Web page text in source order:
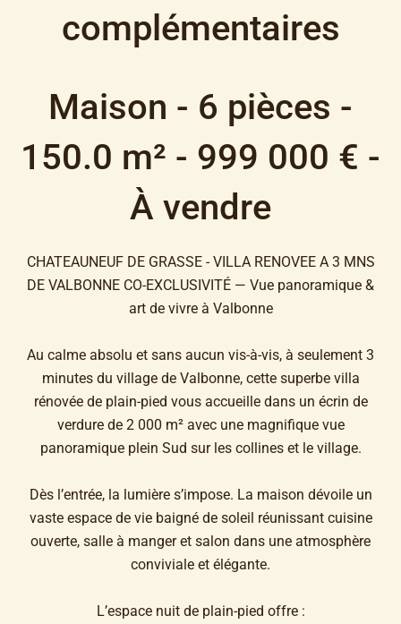
complémentaires
Maison - 6 pièces -
150.0 m² - 999 000 € -
À vendre
CHATEAUNEUF DE GRASSE - VILLA RENOVEE A 3 MNS
DE VALBONNE CO-EXCLUSIVITÉ — Vue panoramique &
art de vivre à Valbonne
Au calme absolu et sans aucun vis-à-vis, à seulement 3
minutes du village de Valbonne, cette superbe villa
rénovée de plain-pied vous accueille dans un écrin de
verdure de 2 000 m² avec une magnifique vue
panoramique plein Sud sur les collines et le village.
Dès l’entrée, la lumière s’impose. La maison dévoile un
vaste espace de vie baigné de soleil réunissant cuisine
ouverte, salle à manger et salon dans une atmosphère
conviviale et élégante.
L’espace nuit de plain-pied offre :